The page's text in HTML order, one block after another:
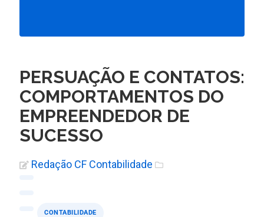
PERSUAÇÃO E CONTATOS:
COMPORTAMENTOS DO
EMPREENDEDOR DE
SUCESSO
Redação CF Contabilidade
CONTABILIDADE